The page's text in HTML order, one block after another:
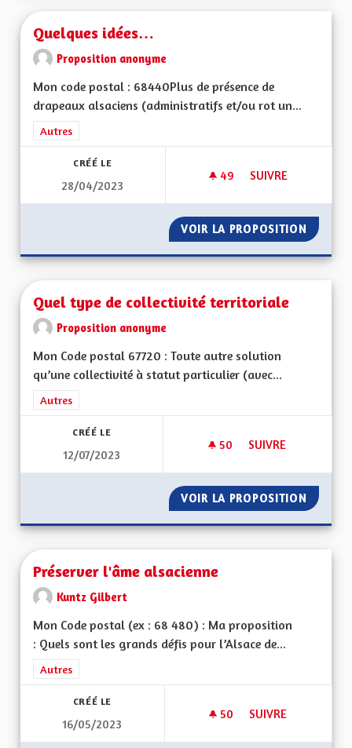
Quelques idées…
Proposition anonyme
Mon code postal : 68440Plus de présence de
drapeaux alsaciens (administratifs et/ou rot un...
Filtrer les résultats de la catégorie : Autres
Autres
CRÉÉ LE
28/04/2023
49 49 ABONNÉS
SUIVRE
VOIR LA PROPOSITION
Quel type de collectivité territoriale
Proposition anonyme
Mon Code postal 67720 : Toute autre solution
qu’une collectivité à statut particulier (avec...
Filtrer les résultats de la catégorie : Autres
Autres
CRÉÉ LE
12/07/2023
50 50 ABONNÉS
SUIVRE
VOIR LA PROPOSITION QUEL
Préserver l'âme alsacienne
Kuntz Gilbert
Mon Code postal (ex : 68 480) : Ma proposition
: Quels sont les grands défis pour l’Alsace de...
Filtrer les résultats de la catégorie : Autres
Autres
CRÉÉ LE
16/05/2023
50 50 ABONNÉS
SUIVRE